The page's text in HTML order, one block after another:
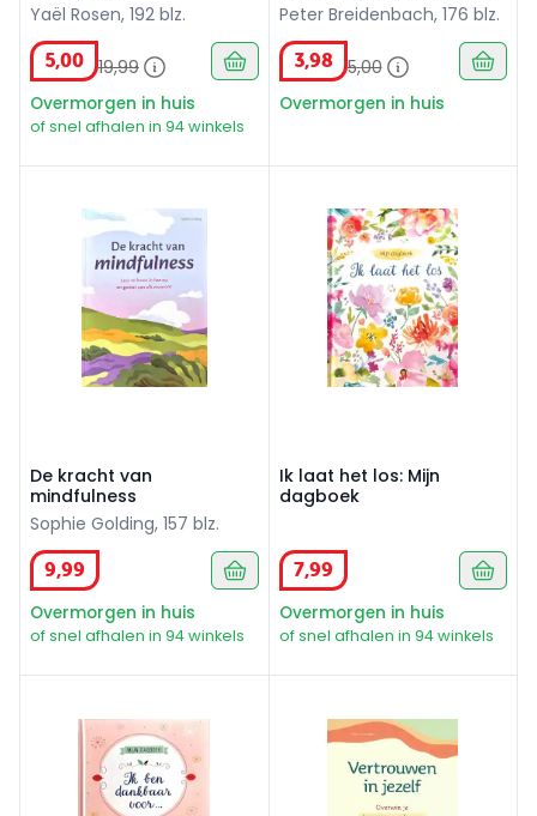
Yaël Rosen, 192 blz.
5,00 19,99
Overmorgen in huis
of snel afhalen in 94 winkels
Peter Breidenbach, 176 blz.
3,98 5,00
Overmorgen in huis
De kracht van
mindfulness
Sophie Golding, 157 blz.
9,99
Overmorgen in huis
of snel afhalen in 94 winkels
Ik laat het los: Mijn
dagboek
7,99
Overmorgen in huis
of snel afhalen in 94 winkels